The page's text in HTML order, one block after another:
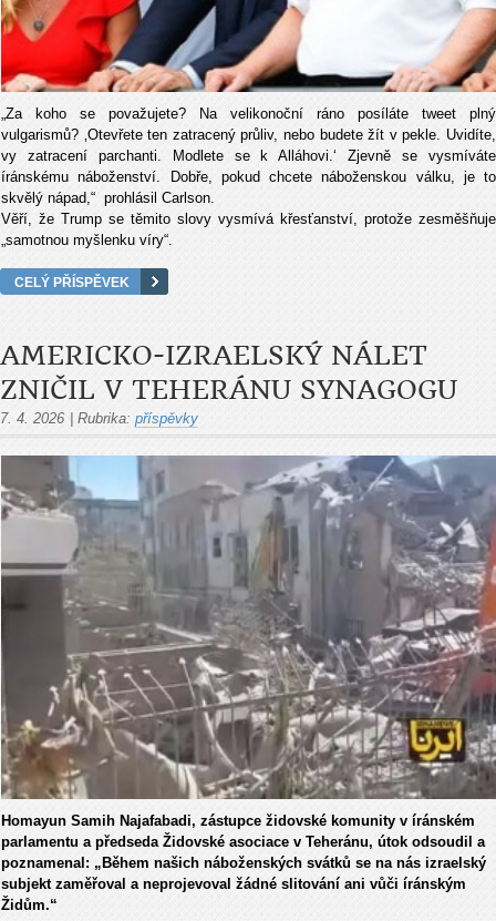
„Za koho se považujete? Na velikonoční ráno posíláte tweet plný
vulgarismů? ‚Otevřete ten zatracený průliv, nebo budete žít v pekle. Uvidíte,
vy zatracení parchanti. Modlete se k Alláhovi.‘ Zjevně se vysmíváte
íránskému náboženství. Dobře, pokud chcete náboženskou válku, je to
skvělý nápad,“ prohlásil Carlson.
Věří, že Trump se těmito slovy vysmívá křesťanství, protože zesměšňuje
„samotnou myšlenku víry“.
CELÝ PŘÍSPĚVEK
AMERICKO-IZRAELSKÝ NÁLET
ZNIČIL V TEHERÁNU SYNAGOGU
7. 4. 2026 | Rubrika: příspěvky
Homayun Samih Najafabadi, zástupce židovské komunity v íránském
parlamentu a předseda Židovské asociace v Teheránu, útok odsoudil a
poznamenal: „Během našich náboženských svátků se na nás izraelský
subjekt zaměřoval a neprojevoval žádné slitování ani vůči íránským
Židům.“